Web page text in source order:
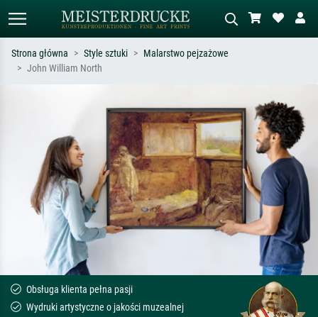
Monet, Gwiaździsta noc,
impresjonizm, fala Hokusaia, akt.
Opisz scenę – np. zielona łąka,
abstrakcja z czerwienią, ciemny olej,
stojący akt obok drzewa.
Strona główna Style sztuki
Malarstwo pejzażowe
John William North
Obsługa klienta pełna pasji
Wydruki artystyczne o jakości muzealnej